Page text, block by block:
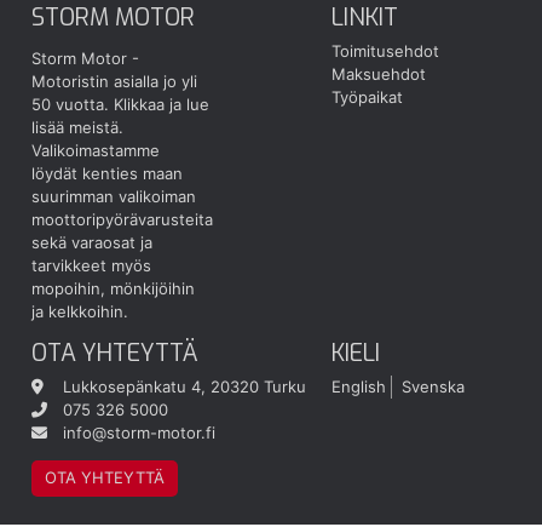
STORM MOTOR
Storm Motor -
Motoristin asialla jo yli
50 vuotta. Klikkaa ja lue
lisää meistä.
Valikoimastamme
löydät kenties maan
suurimman valikoiman
moottoripyörävarusteita
sekä varaosat ja
tarvikkeet myös
mopoihin, mönkijöihin
ja kelkkoihin.
LINKIT
Toimitusehdot
Maksuehdot
Työpaikat
OTA YHTEYTTÄ
Lukkosepänkatu 4, 20320 Turku
075 326 5000
info@storm-motor.fi
OTA YHTEYTTÄ
KIELI
English Svenska